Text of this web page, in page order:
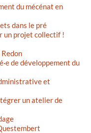
du mécénat en
dans le pré
un projet collectif !
de développement du
et
un atelier de